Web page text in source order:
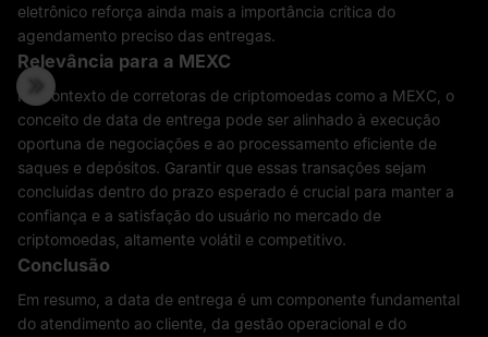
eletrônico reforça ainda mais a importância crítica do
agendamento preciso das entregas.
Relevância para a MEXC
No contexto de corretoras de criptomoedas como a MEXC, o
conceito de data de entrega pode ser alinhado à execução
oportuna de negociações e ao processamento eficiente de
saques e depósitos. Garantir que essas transações sejam
concluídas dentro do prazo esperado é crucial para manter a
confiança e a satisfação do usuário no mercado de
criptomoedas, altamente volátil e competitivo.
Conclusão
Em resumo, a data de entrega é um componente fundamental
do atendimento ao cliente, da gestão operacional e do